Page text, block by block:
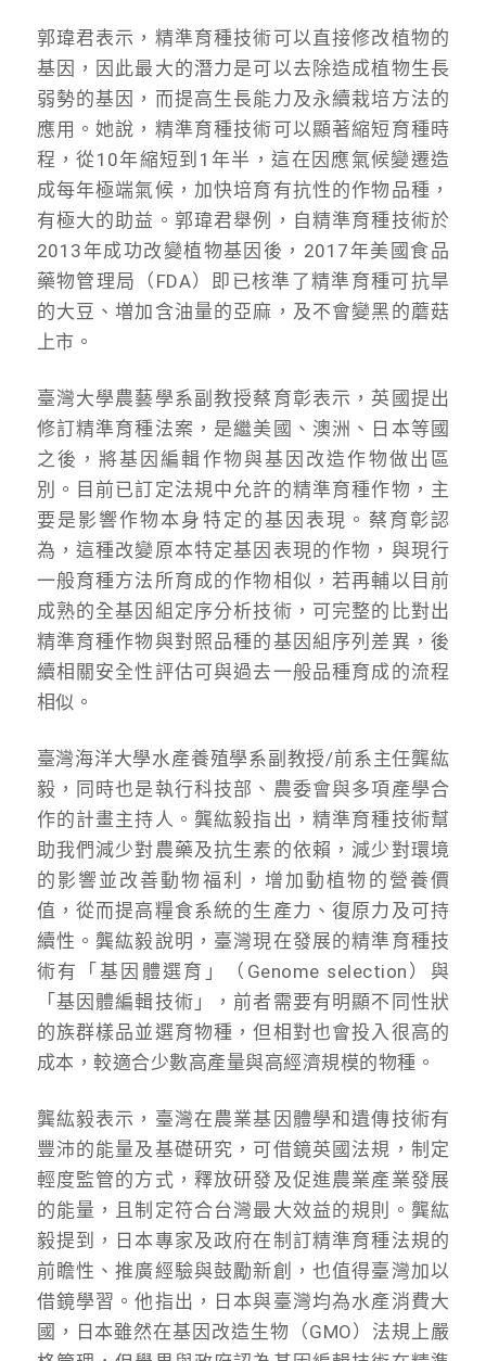
郭瑋君表示，精準育種技術可以直接修改植物的
基因，因此最大的潛力是可以去除造成植物生長
弱勢的基因，而提高生長能力及永續栽培方法的
應用。她說，精準育種技術可以顯著縮短育種時
程，從10年縮短到1年半，這在因應氣候變遷造
成每年極端氣候，加快培育有抗性的作物品種，
有極大的助益。郭瑋君舉例，自精準育種技術於
2013年成功改變植物基因後，2017年美國食品
藥物管理局（FDA）即已核準了精準育種可抗旱
的大豆、増加含油量的亞麻，及不會變黑的蘑菇
上市。
臺灣大學農藝學系副教授蔡育彰表示，英國提出
修訂精準育種法案，是繼美國、澳洲、日本等國
之後，將基因編輯作物與基因改造作物做出區
別。目前已訂定法規中允許的精準育種作物，主
要是影響作物本身特定的基因表現。蔡育彰認
為，這種改變原本特定基因表現的作物，與現行
一般育種方法所育成的作物相似，若再輔以目前
成熟的全基因組定序分析技術，可完整的比對出
精準育種作物與對照品種的基因組序列差異，後
續相關安全性評估可與過去一般品種育成的流程
相似。
臺灣海洋大學水產養殖學系副教授/前系主任龔紘
毅，同時也是執行科技部、農委會與多項產學合
作的計畫主持人。龔紘毅指出，精準育種技術幫
助我們減少對農藥及抗生素的依賴，減少對環境
的影響並改善動物福利，增加動植物的營養價
值，從而提高糧食系統的生產力、復原力及可持
續性。龔紘毅說明，臺灣現在發展的精準育種技
術有「基因體選育」（Genome selection）與
「基因體編輯技術」，前者需要有明顯不同性狀
的族群樣品並選育物種，但相對也會投入很高的
成本，較適合少數高產量與高經濟規模的物種。
龔紘毅表示，臺灣在農業基因體學和遺傳技術有
豐沛的能量及基礎研究，可借鏡英國法規，制定
輕度監管的方式，釋放研發及促進農業產業發展
的能量，且制定符合台灣最大效益的規則。龔紘
毅提到，日本專家及政府在制訂精準育種法規的
前瞻性、推廣經驗與鼓勵新創，也值得臺灣加以
借鏡學習。他指出，日本與臺灣均為水產消費大
國，日本雖然在基因改造生物（GMO）法規上嚴